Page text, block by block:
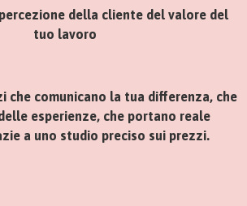
della cliente del valore del
tuo lavoro
che comunicano la tua differenza, che
esperienze, che portano reale
a uno studio preciso sui prezzi.